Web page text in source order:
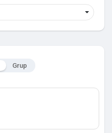
Grup